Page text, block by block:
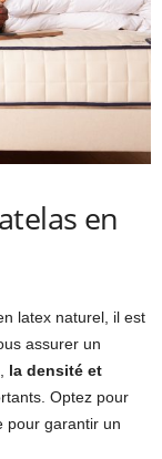
en
latex naturel, il est
assurer un
la densité et
Optez pour
pour garantir un